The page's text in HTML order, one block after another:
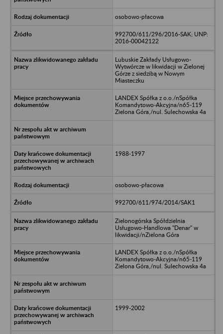
osobowo-płacowa
992700/611/296/2016-SAK; UNP:
2016-00042122
Lubuskie Zakłady Usługowo-
Wytwórcze w likwidacji w Zielonej
Górze z siedzibą w Nowym
Miasteczku
LANDEX Spółka z o.o./nSpółka
Komandytowo-Akcyjna/n65-119
Zielona Góra,/nul. Sulechowska 4a
1988-1997
osobowo-płacowa
992700/611/974/2014/SAK1
Zielonogórska Spółdzielnia
Usługowo-Handlowa "Denar" w
likwidacji/nZielona Góra
LANDEX Spółka z o.o./nSpółka
Komandytowo-Akcyjna/n65-119
Zielona Góra,/nul. Sulechowska 4a
1999-2002